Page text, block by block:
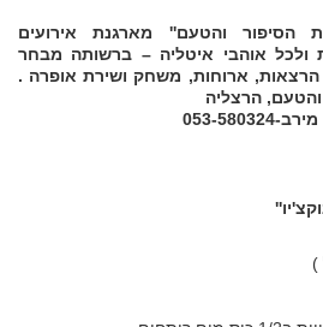
הסיפור והטעם'' מארגנת אירועים
ולכל אוהבי איטליה – ברשותה מבחר
הרצאות, ארוחות, משחק ושירת אופרה .
והטעם, הרצליה